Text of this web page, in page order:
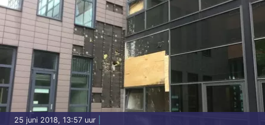
25 juni 2018, 13:57 uur